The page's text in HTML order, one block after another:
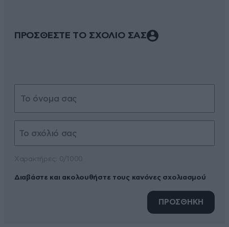
ΠΡΟΣΘΕΣΤΕ ΤΟ ΣΧΟΛΙΟ ΣΑΣ
Διαβάστε και ακολουθήστε τους κανόνες σχολιασμού
ΠΡΟΣΘΗΚΗ